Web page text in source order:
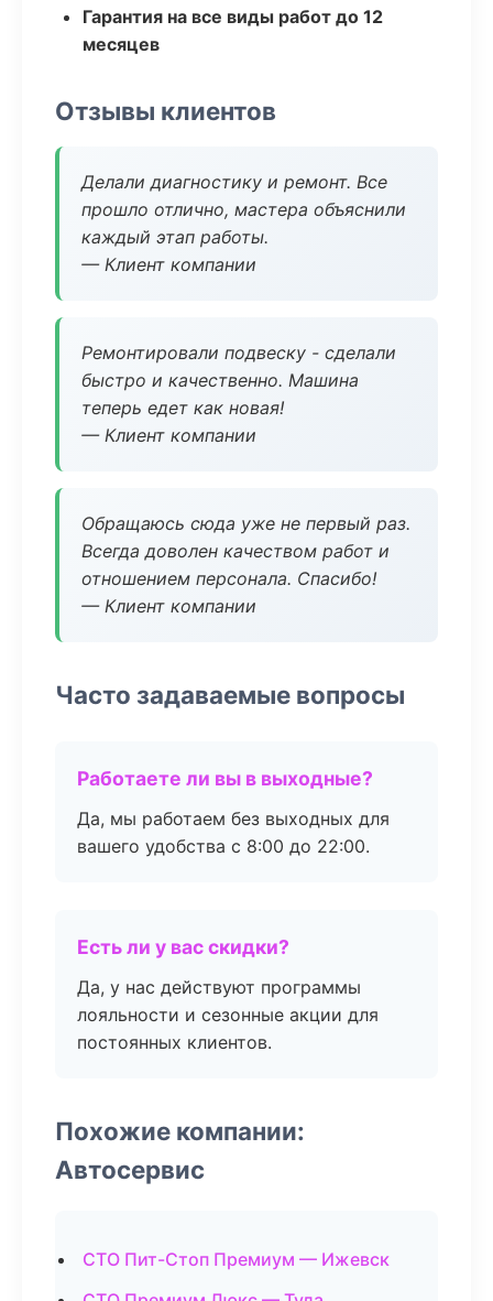
Гарантия на все виды работ до 12
месяцев
Отзывы клиентов
Делали диагностику и ремонт. Все
прошло отлично, мастера объяснили
каждый этап работы.
— Клиент компании
Ремонтировали подвеску - сделали
быстро и качественно. Машина
теперь едет как новая!
— Клиент компании
Обращаюсь сюда уже не первый раз.
Всегда доволен качеством работ и
отношением персонала. Спасибо!
— Клиент компании
Часто задаваемые вопросы
Работаете ли вы в выходные?
Да, мы работаем без выходных для
вашего удобства с 8:00 до 22:00.
Есть ли у вас скидки?
Да, у нас действуют программы
лояльности и сезонные акции для
постоянных клиентов.
Похожие компании:
Автосервис
СТО Пит-Стоп Премиум — Ижевск